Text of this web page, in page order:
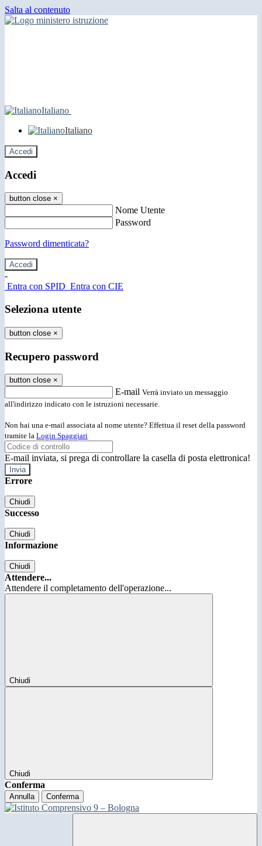
Salta al contenuto
Italiano
Italiano
Accedi
Accedi
button close ×
Nome Utente
Password
Password dimenticata?
-
Entra con SPID Entra con CIE
Seleziona utente
button close ×
Recupero password
button close ×
E-mail Verrà inviato un messaggio
all'indirizzo indicato con le istruzioni necessarie.
Non hai una e-mail associata al nome utente? Effettua il reset della password
tramite la Login Spaggiari
E-mail inviata, si prega di controllare la casella di posta elettronica!
Errore
Chiudi
Successo
Chiudi
Informazione
Chiudi
Attendere...
Attendere il completamento dell'operazione...
Chiudi
Chiudi
Conferma
Annulla Conferma